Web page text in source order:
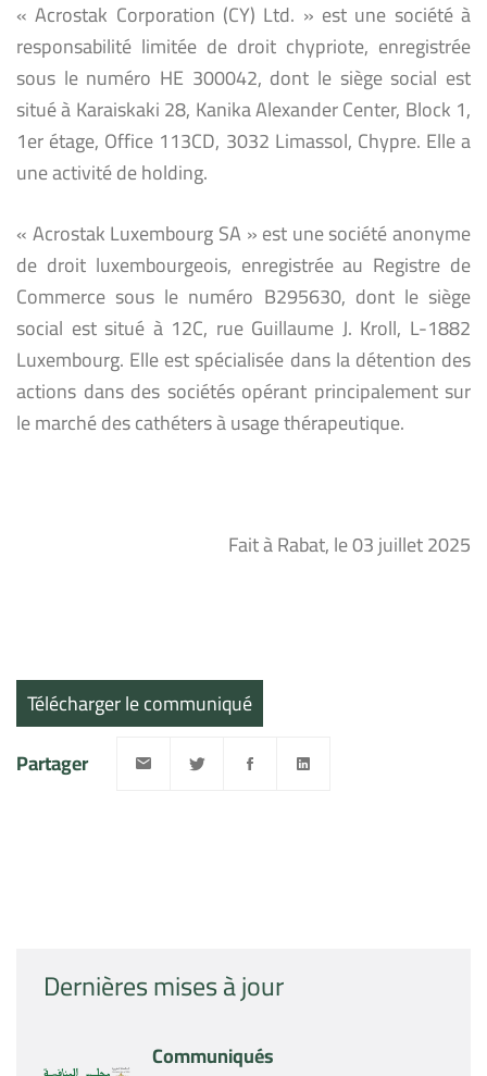
Dernières mises à jour
Communiqués
« Acrostak Corporation (CY) Ltd. » est une société à
responsabilité limitée de droit chypriote, enregistrée
sous le numéro HE 300042, dont le siège social est
situé à Karaiskaki 28, Kanika Alexander Center, Block 1,
1er étage, Office 113CD, 3032 Limassol, Chypre. Elle a
une activité de holding.
« Acrostak Luxembourg SA » est une société anonyme
de droit luxembourgeois, enregistrée au Registre de
Commerce sous le numéro B295630, dont le siège
social est situé à 12C, rue Guillaume J. Kroll, L-1882
Luxembourg. Elle est spécialisée dans la détention des
actions dans des sociétés opérant principalement sur
le marché des cathéters à usage thérapeutique.
Fait à Rabat, le 03 juillet 2025
Télécharger le communiqué
Partager